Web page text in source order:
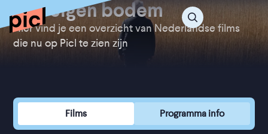
Van eigen bodem
Hier vind je een overzicht van Nederlandse films
die nu op Picl te zien zijn
Films Programma info